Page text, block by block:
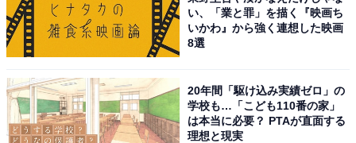
れ芸能界入り。2007年にバラエティ番組『クイズ！ヘキ
サゴンⅡ』（フジテレビ系）に出演しブレークします。
2015年に熊本に拠点を移すと、2021年には母校の高校に
ース学科に在籍し、並行してタレント業もこなしていま
す。
い、「業と罪」を描く『映画ち
いかわ』から強く連想した映画
8選
20年間「駆け込み実績ゼロ」の
学校も…「こども110番の家」
は本当に必要？ PTAが直面する
理想と現実